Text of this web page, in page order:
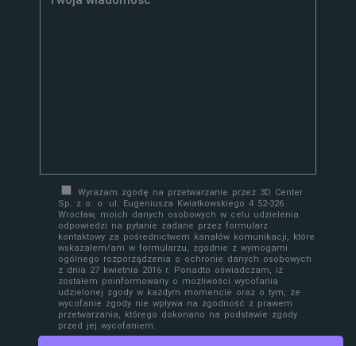
Wyrażam zgodę na przetwarzanie przez 3D Center
Sp. z o. o. ul. Eugeniusza Kwiatkowskiego 4 52-326
Wrocław, moich danych osobowych w celu udzielenia
odpowiedzi na pytanie zadane przez formularz
kontaktowy za pośrednictwem kanałów komunikacji, które
wskazałem/am w formularzu, zgodnie z wymogami
ogólnego rozporządzenia o ochronie danych osobowych
z dnia 27 kwietnia 2016 r. Ponadto oświadczam, iż
zostałem poinformowany o możliwości wycofania
udzielonej zgody w każdym momencie oraz o tym, że
wycofanie zgody nie wpływa na zgodność z prawem
przetwarzania, którego dokonano na podstawie zgody
przed jej wycofaniem.